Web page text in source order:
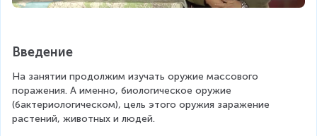
Введение
На занятии продолжим изучать оружие массового
поражения. А именно, биологическое оружие
(бактериологическом), цель этого оружия заражение
растений, животных и людей.